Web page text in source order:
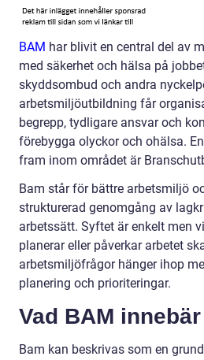
BAM har blivit en central del av
med säkerhet och hälsa på
skyddsombud och andra
arbetsmiljöutbildning får
begrepp, tydligare ansvar och
förebygga olyckor och ohälsa.
fram inom området är
Bam står för bättre arbetsmiljö
strukturerad genomgång av
arbetssätt. Syftet är enkelt men
planerar eller påverkar arbetet
arbetsmiljöfrågor hänger ihop
planering och prioriteringar.
Vad BAM
Bam kan beskrivas som en